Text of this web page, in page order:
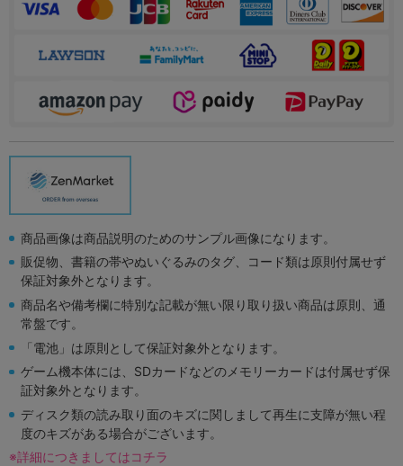
商品画像は商品説明のためのサンプル画像になります。
販促物、書籍の帯やぬいぐるみのタグ、コード類は原則付属せず
保証対象外となります。
商品名や備考欄に特別な記載が無い限り取り扱い商品は原則、通
常盤です。
「電池」は原則として保証対象外となります。
ゲーム機本体には、SDカードなどのメモリーカードは付属せず保
証対象外となります。
ディスク類の読み取り面のキズに関しまして再生に支障が無い程
度のキズがある場合がございます。
※詳細につきましてはコチラ